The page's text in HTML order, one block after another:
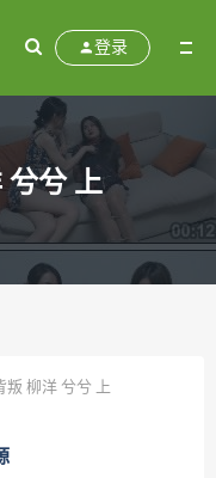
登录
兮兮 上
叛 柳洋 兮兮 上